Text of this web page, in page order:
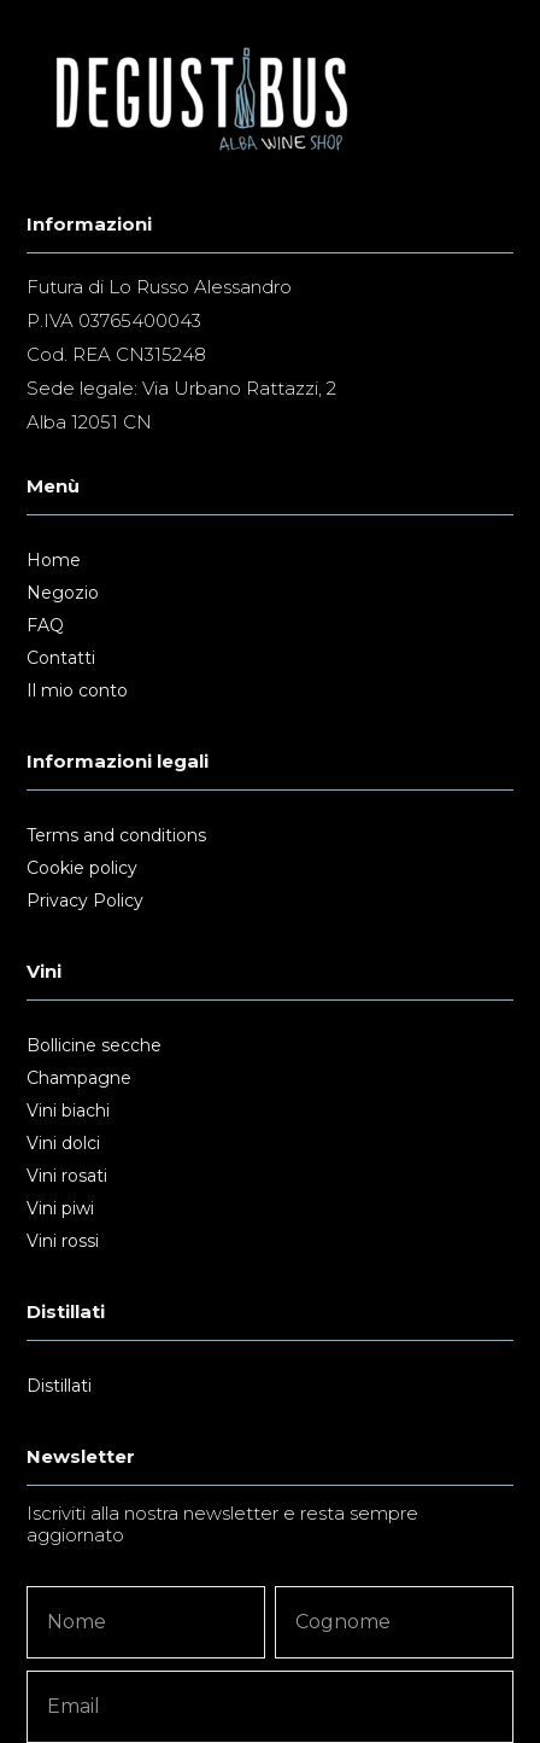
Informazioni
Futura di Lo Russo Alessandro
P.IVA 03765400043
Cod. REA CN315248
Sede legale: Via Urbano Rattazzi, 2
Alba 12051 CN
Menù
Home
Negozio
FAQ
Contatti
Il mio conto
Informazioni legali
Terms and conditions
Cookie policy
Privacy Policy
Vini
Bollicine secche
Champagne
Vini biachi
Vini dolci
Vini rosati
Vini piwi
Vini rossi
Distillati
Distillati
Newsletter
Iscriviti alla nostra newsletter e resta sempre
aggiornato
Signup
Copy